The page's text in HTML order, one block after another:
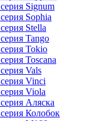
Nizza P.L.
Oxford
Parma
Polywood
Provence
Rimini
Salsa
Sapporo
Signum
Sophia
Stella